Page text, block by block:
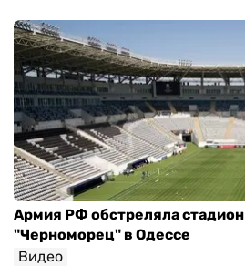
Армия РФ обстреляла стадион
"Черноморец" в Одессе
Видео